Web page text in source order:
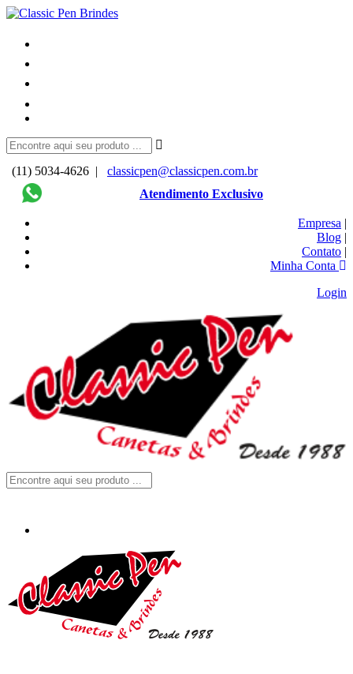
(11) 5034-4626 |
classicpen@classicpen.com.br
Atendimento Exclusivo
Empresa |
Blog |
Contato |
Minha Conta
Login